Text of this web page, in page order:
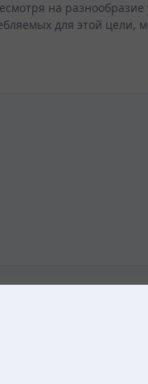
на разнообразие
для этой цели,